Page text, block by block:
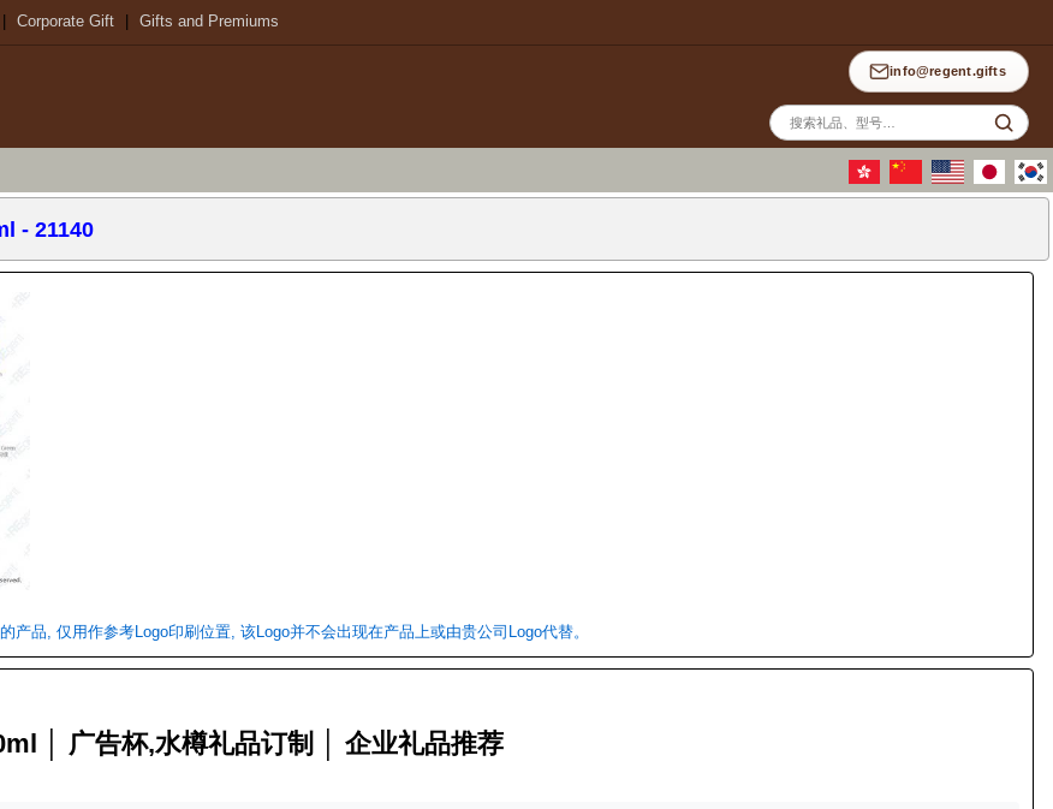
Corporate Gift Gifts and Premiums
info@regent.gifts
站
内
搜
索
- 21140
产品, 仅用作参考Logo印刷位置, 该Logo并不会出现在产品上或由贵公司Logo代替。
│ 广告杯,水樽礼品订制 │ 企业礼品推荐